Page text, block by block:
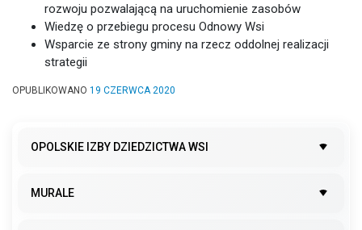
rozwoju pozwalającą na uruchomienie zasobów
Wiedzę o przebiegu procesu Odnowy Wsi
Wsparcie ze strony gminy na rzecz oddolnej realizacji
strategii
OPUBLIKOWANO 19 CZERWCA 2020
OPOLSKIE IZBY DZIEDZICTWA WSI
MURALE